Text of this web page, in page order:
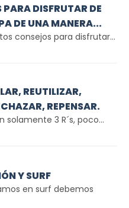
DISFRUTAR DE
DE UNA MANERA...
consejos para disfrutar...
REUTILIZAR,
REPENSAR.
solamente 3 R´s, poco...
Y SURF
en surf debemos